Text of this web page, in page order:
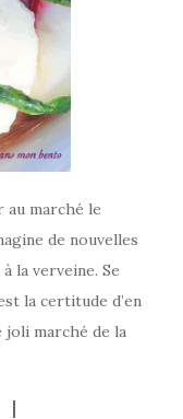
au marché le
de nouvelles
la verveine. Se
la certitude d’en
joli marché de la